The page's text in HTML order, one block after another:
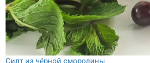
Силт из чёрной смородины